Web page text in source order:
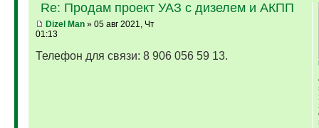
Re: Продам проект УАЗ с дизелем и АКПП
Dizel Man» 05 авг 2021, Чт
01:13
Телефон для связи: 8 906 056 59 13.